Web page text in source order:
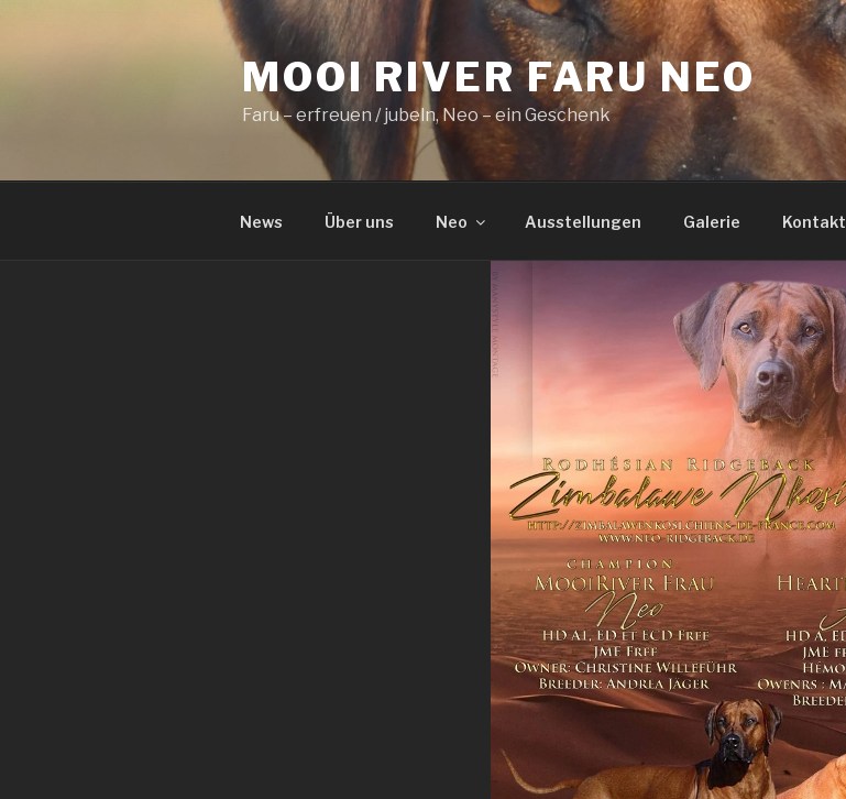
MOOI RIVER FARU NEO
Faru – erfreuen / jubeln, Neo – ein Geschenk
News Über uns Neo Ausstellungen Galerie Kontakt